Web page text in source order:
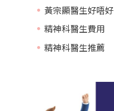
黃宗顯醫生好唔好
精神科醫生費用
精神科醫生推薦